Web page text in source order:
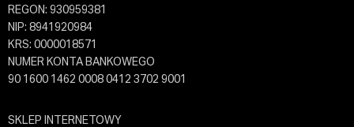
REGON: 930959381
NIP: 8941920984
KRS: 0000018571
NUMER KONTA BANKOWEGO
90 1600 1462 0008 0412 3702 9001
SKLEP INTERNETOWY